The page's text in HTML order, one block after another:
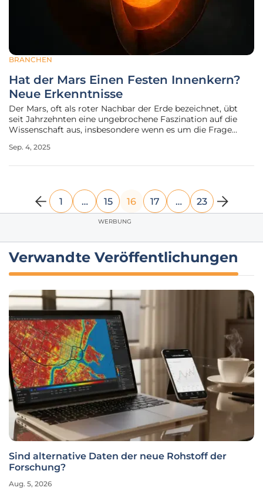
BRANCHEN
Hat der Mars Einen Festen Innenkern?
Neue Erkenntnisse
Der Mars, oft als roter Nachbar der Erde bezeichnet, übt
seit Jahrzehnten eine ungebrochene Faszination auf die
Wissenschaft aus, insbesondere wenn es um die Frage
geologischen Prozesse seine Entwicklung geprägt haben.
Sep. 4, 2025
1 … 15 16 17 … 23
WERBUNG
Verwandte Veröffentlichungen
Sind alternative Daten der neue Rohstoff der
Forschung?
Aug. 5, 2026